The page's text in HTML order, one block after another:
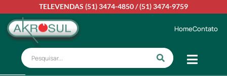
TELEVENDAS (51) 3474-4850/(51) 3474-9759
HomeContato